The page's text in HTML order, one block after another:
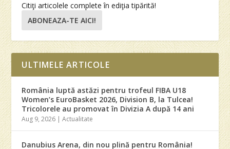
Citiţi articolele complete în ediţia tipărită!
ABONEAZA-TE AICI!
ULTIMELE ARTICOLE
România luptă astăzi pentru trofeul FIBA U18
Women’s EuroBasket 2026, Division B, la Tulcea!
Tricolorele au promovat în Divizia A după 14 ani
Aug 9, 2026 |Actualitate
Danubius Arena, din nou plină pentru România!